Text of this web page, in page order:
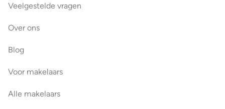
Veelgestelde vragen
Over ons
Blog
Voor makelaars
Alle makelaars